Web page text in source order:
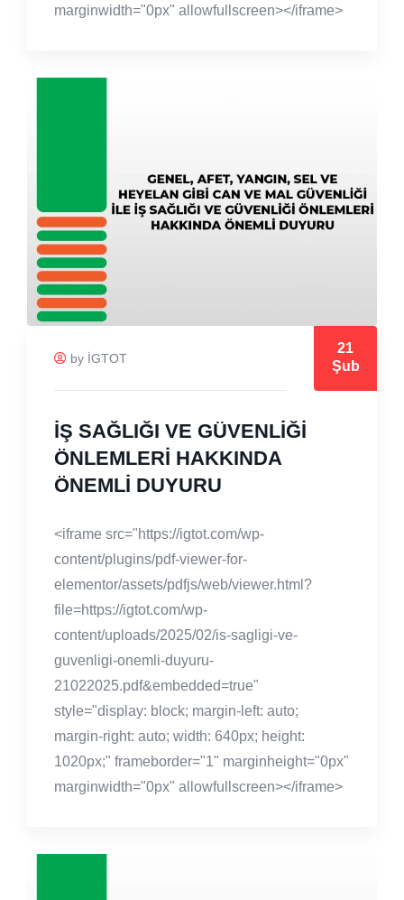
marginwidth="0px" allowfullscreen></iframe>
by İGTOT
21
Şub
İŞ SAĞLIĞI VE GÜVENLİĞİ
ÖNLEMLERİ HAKKINDA
ÖNEMLİ DUYURU
<iframe src="https://igtot.com/wp-
content/plugins/pdf-viewer-for-
elementor/assets/pdfjs/web/viewer.html?
file=https://igtot.com/wp-
content/uploads/2025/02/is-sagligi-ve-
guvenligi-onemli-duyuru-
21022025.pdf&embedded=true"
style="display: block; margin-left: auto;
margin-right: auto; width: 640px; height:
1020px;" frameborder="1" marginheight="0px"
marginwidth="0px" allowfullscreen></iframe>